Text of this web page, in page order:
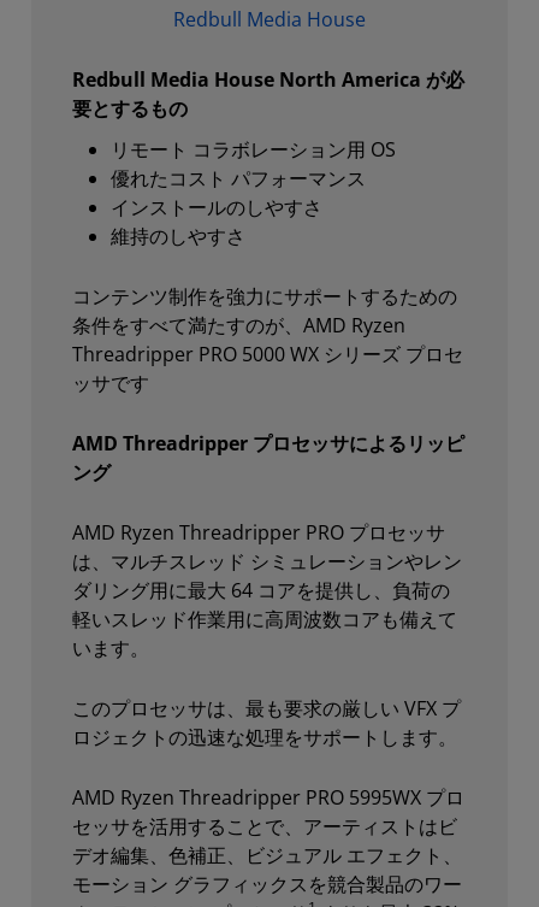
Redbull Media House
Redbull Media House North America が必
要とするもの
リモート コラボレーション用 OS
優れたコスト パフォーマンス
インストールのしやすさ
維持のしやすさ
コンテンツ制作を強力にサポートするための
条件をすべて満たすのが、AMD Ryzen
Threadripper PRO 5000 WX シリーズ プロセ
ッサです
AMD Threadripper プロセッサによるリッピ
ング
AMD Ryzen Threadripper PRO プロセッサ
は、マルチスレッド シミュレーションやレン
ダリング用に最大 64 コアを提供し、負荷の
軽いスレッド作業用に高周波数コアも備えて
います。
このプロセッサは、最も要求の厳しい VFX プ
ロジェクトの迅速な処理をサポートします。
AMD Ryzen Threadripper PRO 5995WX プロ
セッサを活用することで、アーティストはビ
デオ編集、色補正、ビジュアル エフェクト、
モーション グラフィックスを競合製品のワー